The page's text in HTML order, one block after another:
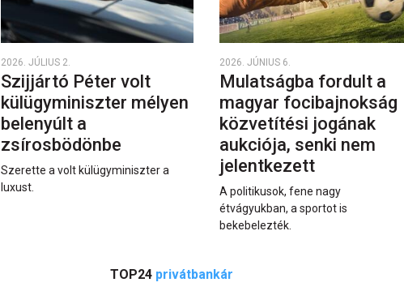
2026. JÚLIUS 2.
Szijjártó Péter volt
külügyminiszter mélyen
belenyúlt a
zsírosbödönbe
Szerette a volt külügyminiszter a
luxust.
2026. JÚNIUS 6.
Mulatságba fordult a
magyar focibajnokság
közvetítési jogának
aukciója, senki nem
jelentkezett
A politikusok, fene nagy
étvágyukban, a sportot is
bekebelezték.
TOP24 privátbankár